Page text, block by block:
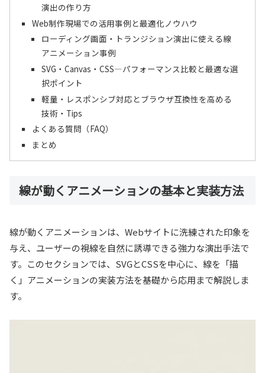
演出の作り方
Web制作現場での活用事例と最適化ノウハウ
ローディング画面・トランジション演出に使える線
アニメーション事例
SVG・Canvas・CSS―パフォーマンス比較と最適な選
択ポイント
軽量・レスポンシブ対応とブラウザ互換性を高める
技術・Tips
よくある質問（FAQ）
まとめ
線が動くアニメーションの基本と実装方法
線が動くアニメーションは、Webサイトに洗練された印象を
与え、ユーザーの視線を自然に誘導できる強力な演出手法で
す。このセクションでは、SVGとCSSを中心に、線を「描
く」アニメーションの実装方法を基礎から応用まで解説しま
す。